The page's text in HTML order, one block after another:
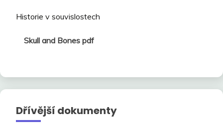
Historie v souvislostech
Skull and Bones pdf
Dřívější dokumenty